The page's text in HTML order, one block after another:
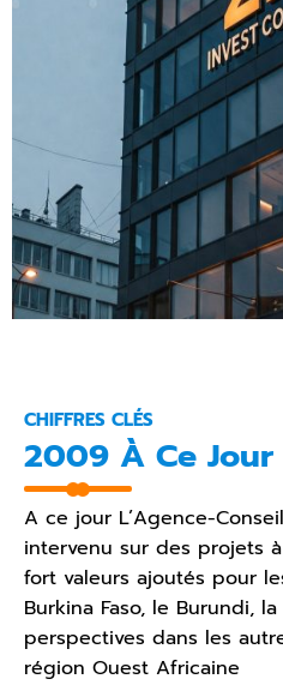
CHIFFRES CLÉS
2009 À Ce Jour
A ce jour L’Agence-
intervenu sur des projets
fort valeurs ajoutés pour
Burkina Faso, le Burundi,
perspectives dans les
région Ouest Africaine